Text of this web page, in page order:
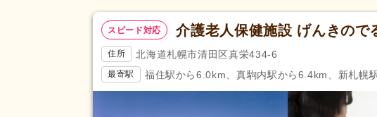
スピード対応 介護老人保健施設 げんきので
住所 北海道札幌市清田区真栄434-6
最寄駅 福住駅から6.0km、真駒内駅から6.4km、新札幌